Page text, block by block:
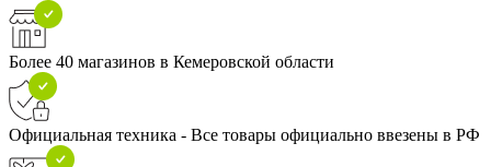
Более 40 магазинов в Кемеровской области
Официальная техника - Все товары официально ввезены в РФ